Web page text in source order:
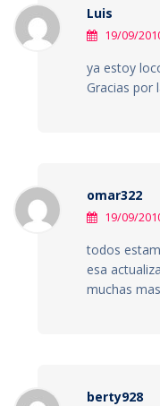
Luis
19/09/
ya estoy
Gracias por
omar322
19/09/
todos
esa
muchas
berty928